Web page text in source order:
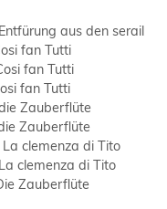
aus den serail
Tutti
Tutti
Tutti
Zauberflüte
Zauberflüte
clemenza di Tito
di Tito
Zauberflüte